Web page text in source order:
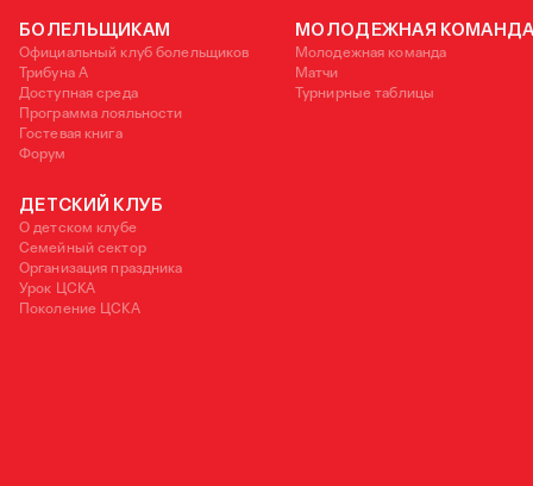
БОЛЕЛЬЩИКАМ
Официальный клуб болельщиков
Трибуна А
Доступная среда
Программа лояльности
Гостевая книга
Форум
МОЛОДЕЖНАЯ
Молодежная команда
Матчи
Турнирные таблицы
ДЕТСКИЙ КЛУБ
О детском клубе
Семейный сектор
Организация праздника
Урок ЦСКА
Поколение ЦСКА